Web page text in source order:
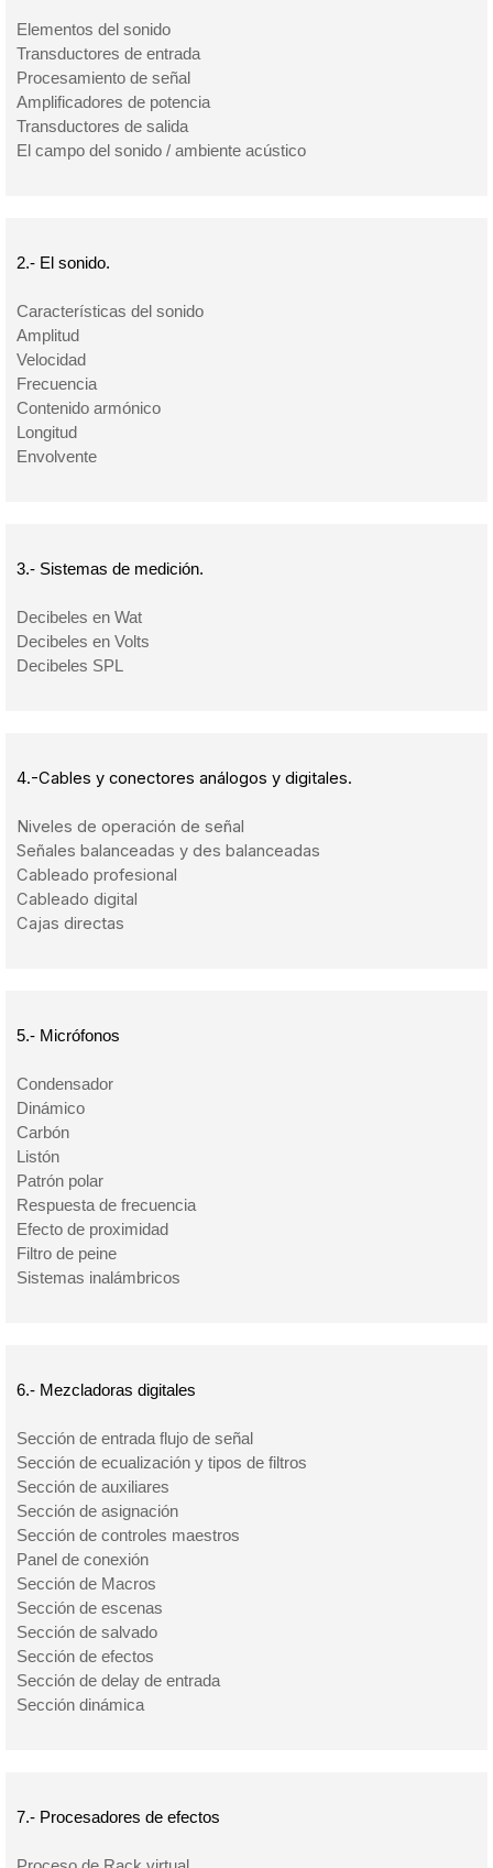
Elementos del sonido
Transductores de entrada
Procesamiento de señal
Amplificadores de potencia
Transductores de salida
El campo del sonido / ambiente acústico
2.- El sonido.
Características del sonido
Amplitud
Velocidad
Frecuencia
Contenido armónico
Longitud
Envolvente
3.- Sistemas de medición.
Decibeles en Wat
Decibeles en Volts
Decibeles SPL
4.-Cables y conectores análogos y digitales.
Niveles de operación de señal
Señales balanceadas y des balanceadas
Cableado profesional
Cableado digital
Cajas directas
5.- Micrófonos
Condensador
Dinámico
Carbón
Listón
Patrón polar
Respuesta de frecuencia
Efecto de proximidad
Filtro de peine
Sistemas inalámbricos
6.- Mezcladoras digitales
Sección de entrada flujo de señal
Sección de ecualización y tipos de filtros
Sección de auxiliares
Sección de asignación
Sección de controles maestros
Panel de conexión
Sección de Macros
Sección de escenas
Sección de salvado
Sección de efectos
Sección de delay de entrada
Sección dinámica
7.- Procesadores de efectos